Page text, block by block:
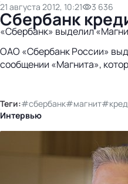
21 августа 2012, 10:21 3 636
Сбербанк
«Сбербанк» выделил
ОАО «Сбербанк России»
сообщении «Магнита»,
Теги:#сбербанк#магнит
Интервью